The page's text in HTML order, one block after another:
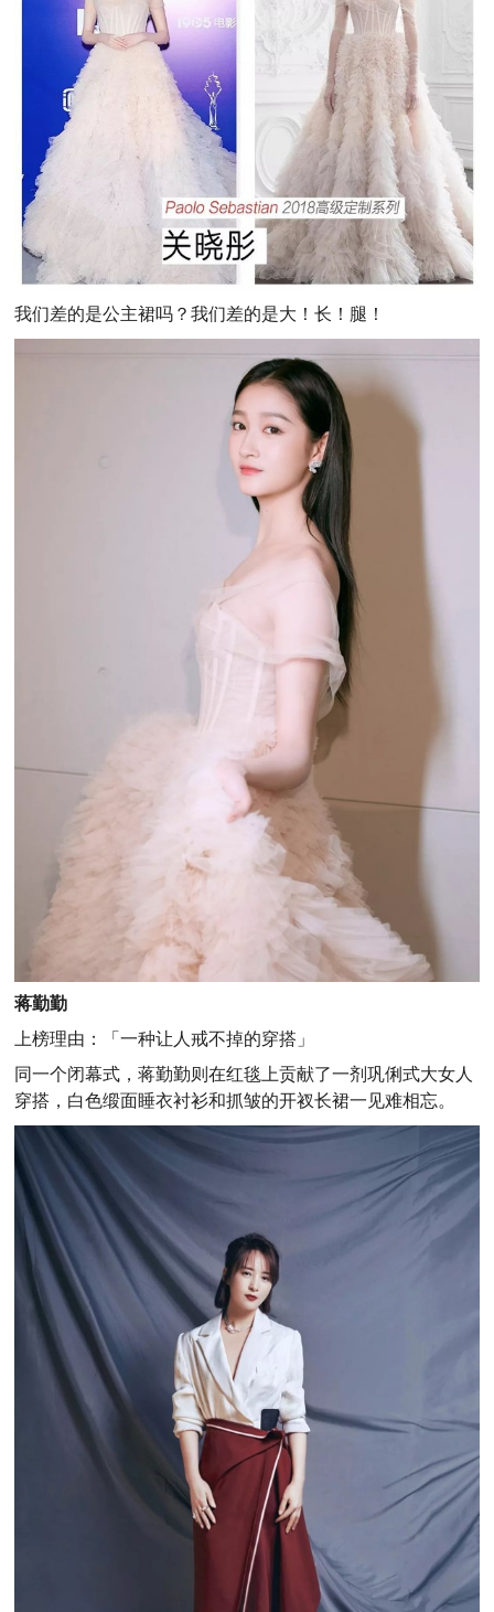
我们差的是公主裙吗？我们差的是大！长！腿！
蒋勤勤
上榜理由：
「一种让人戒不掉的穿搭」
同一个闭幕式，蒋勤勤则在红毯上贡献了一剂巩俐式大女人
穿搭，白色缎面睡衣衬衫和抓皱的开衩长裙一见难相忘。